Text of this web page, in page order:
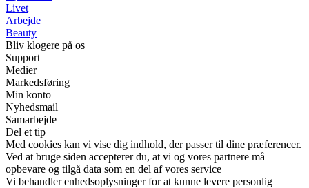
Livet
Arbejde
Beauty
Bliv klogere på os
Support
Medier
Markedsføring
Min konto
Nyhedsmail
Samarbejde
Del et tip
Med cookies kan vi vise dig indhold, der passer til dine præferencer.
Ved at bruge siden accepterer du, at vi og vores partnere må
opbevare og tilgå data som en del af vores service
Vi behandler enhedsoplysninger for at kunne levere personlig